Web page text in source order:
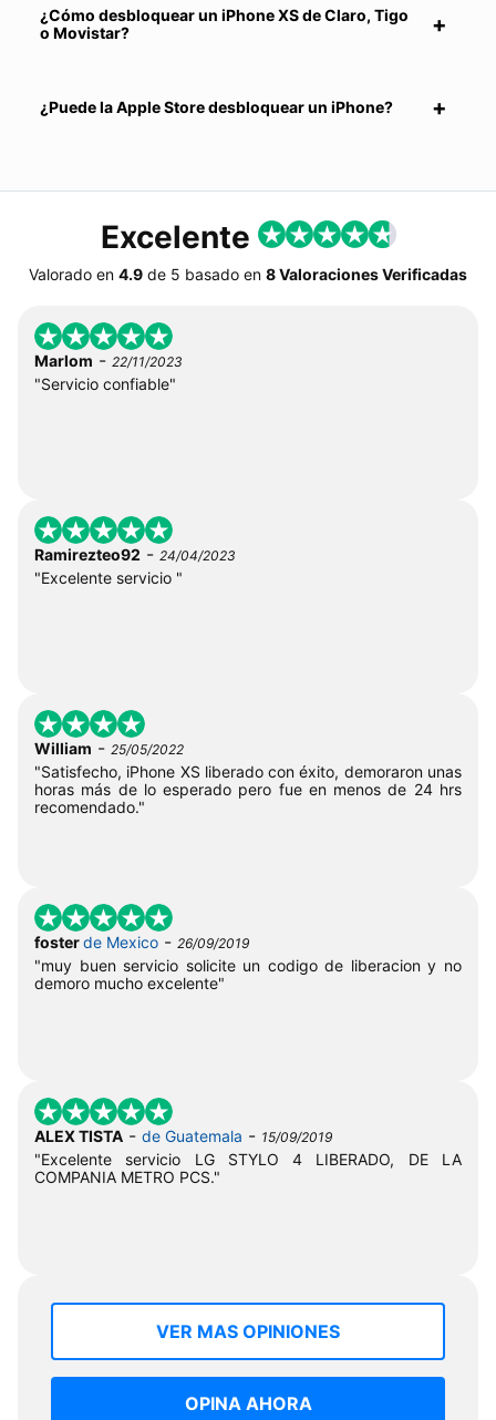
¿Cómo desbloquear un iPhone XS de Claro, Tigo
o Movistar?
¿Puede la Apple Store desbloquear un iPhone?
Excelente
Valorado en 4.9 de 5 basado en 8 Valoraciones Verificadas
Marlom - 22/11/2023
"Servicio confiable"
Ramirezteo92 - 24/04/2023
"Excelente servicio "
William - 25/05/2022
"Satisfecho, iPhone XS liberado con éxito, demoraron unas
horas más de lo esperado pero fue en menos de 24 hrs
recomendado."
fosterde Mexico - 26/09/2019
"muy buen servicio solicite un codigo de liberacion y no
demoro mucho excelente"
ALEX TISTA - de Guatemala - 15/09/2019
"Excelente servicio LG STYLO 4 LIBERADO, DE LA
COMPANIA METRO PCS."
VER MAS OPINIONES
OPINA AHORA